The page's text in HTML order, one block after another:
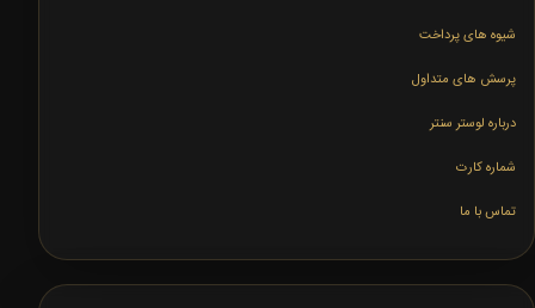
شیوه های پرداخت
پرسش های متداول
درباره لوستر سنتر
شماره کارت
تماس با ما